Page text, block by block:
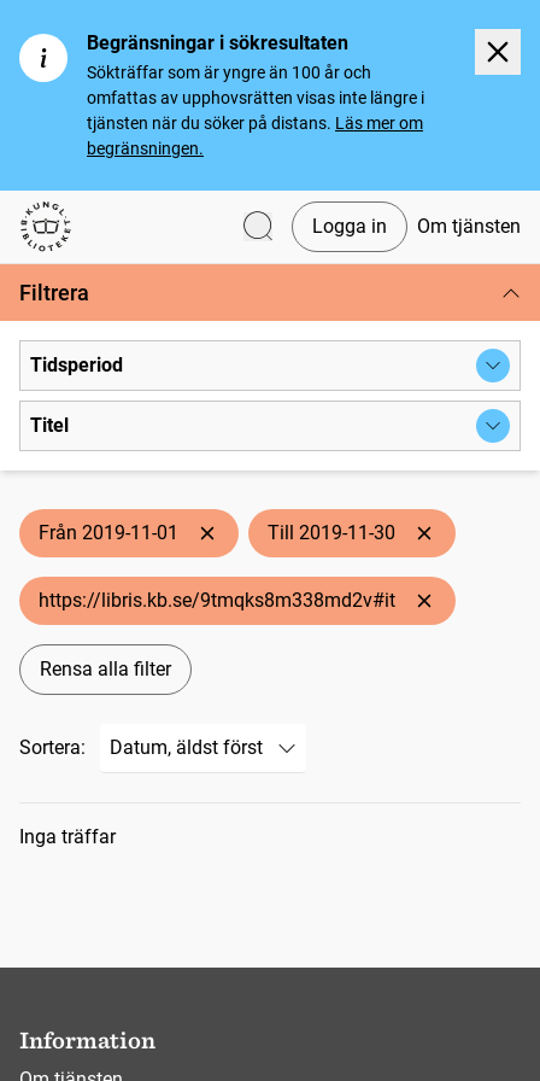
Begränsningar i sökresultaten
Sökträffar som är yngre än 100 år och
omfattas av upphovsrätten visas inte längre i
tjänsten när du söker på distans. Läs mer om
begränsningen.
Svenska tidningar
Logga in Om tjänsten
Filtrera
Tidsperiod
Titel
Från 2019-11-01 Till 2019-11-30
https://libris.kb.se/9tmqks8m338md2v#it
Rensa alla filter
Sortera:
Sökresultat
Inga träffar
Information